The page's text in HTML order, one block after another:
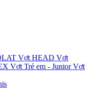
Vợt HEAD Vợt
Vợt Trẻ em - JuniorVợt